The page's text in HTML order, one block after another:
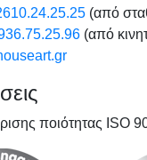
(από
(από
ποιότητας ISO